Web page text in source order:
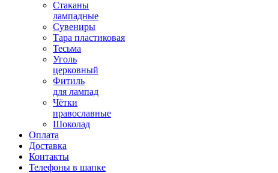
Стаканы
лампадные
Сувениры
Тара пластиковая
Тесьма
Уголь
церковный
Фитиль
для лампад
Чётки
православные
Шоколад
Оплата
Доставка
Контакты
Телефоны в шапке